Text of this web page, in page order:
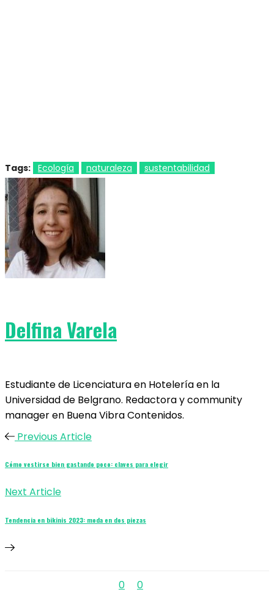
Tags: Ecología naturaleza sustentabilidad
Delfina Varela
Estudiante de Licenciatura en Hotelería en la
Universidad de Belgrano. Redactora y community
manager en Buena Vibra Contenidos.
Previous Article
Cómo vestirse bien gastando poco: claves para elegir
Next Article
Tendencia en bikinis 2023: moda en dos piezas
0
0